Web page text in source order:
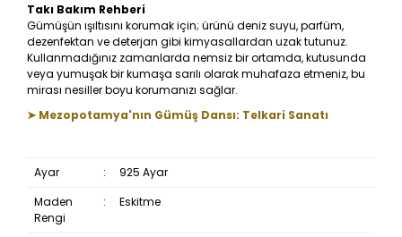
Takı Bakım Rehberi
Gümüşün ışıltısını korumak için; ürünü deniz suyu, parfüm,
dezenfektan ve deterjan gibi kimyasallardan uzak tutunuz.
Kullanmadığınız zamanlarda nemsiz bir ortamda, kutusunda
veya yumuşak bir kumaşa sarılı olarak muhafaza etmeniz, bu
mirası nesiller boyu korumanızı sağlar.
➤ Mezopotamya'nın Gümüş Dansı: Telkari Sanatı
Ayar :
925 Ayar
Maden
Rengi
: Eskitme